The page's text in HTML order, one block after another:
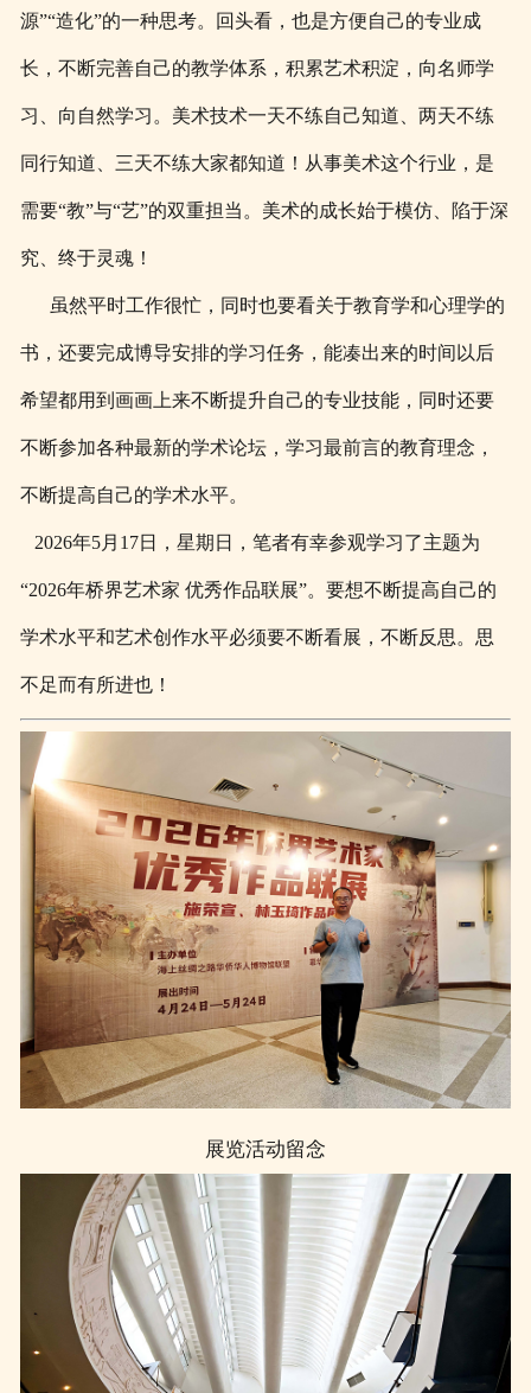
源”“造化”的一种思考。回头看，也是方便自己的专业成
长，不断完善自己的教学体系，积累艺术积淀，向名师学
习、向自然学习。美术技术一天不练自己知道、两天不练
同行知道、三天不练大家都知道！从事美术这个行业，是
需要“教”与“艺”的双重担当。美术的成长始于模仿、陷于深
究、终于灵魂！
虽然平时工作很忙，同时也要看关于教育学和心理学的
书，还要完成博导安排的学习任务，能凑出来的时间以后
希望都用到画画上来不断提升自己的专业技能，同时还要
不断参加各种最新的学术论坛，学习最前言的教育理念，
不断提高自己的学术水平。
2026年5月17日，星期日，笔者有幸参观学习了主题为
“2026年桥界艺术家 优秀作品联展”。要想不断提高自己的
学术水平和艺术创作水平必须要不断看展，不断反思。思
不足而有所进也！
展览活动留念